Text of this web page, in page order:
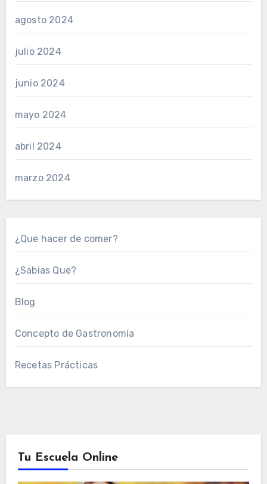
agosto 2024
julio 2024
junio 2024
mayo 2024
abril 2024
marzo 2024
¿Que hacer de comer?
¿Sabias Que?
Blog
Concepto de Gastronomía
Recetas Prácticas
Tu Escuela Online